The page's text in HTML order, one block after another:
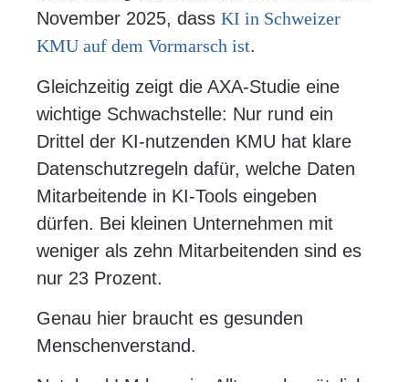
November 2025, dass KI in Schweizer
KMU auf dem Vormarsch ist.
Gleichzeitig zeigt die AXA-Studie eine
wichtige Schwachstelle: Nur rund ein
Drittel der KI-nutzenden KMU hat klare
Datenschutzregeln dafür, welche Daten
Mitarbeitende in KI-Tools eingeben
dürfen. Bei kleinen Unternehmen mit
weniger als zehn Mitarbeitenden sind es
nur 23 Prozent.
Genau hier braucht es gesunden
Menschenverstand.